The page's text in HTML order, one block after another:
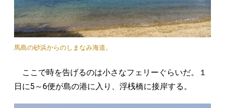
馬島の砂浜からのしまなみ海道。
ここで時を告げるのは小さなフェリーぐらいだ。１
日に5～6便が島の港に入り、浮桟橋に接岸する。